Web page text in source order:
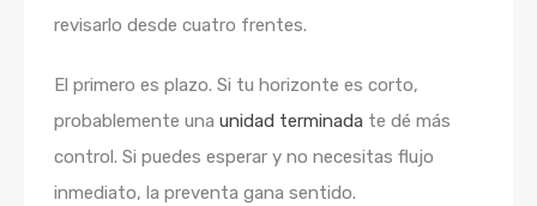
revisarlo desde cuatro frentes.
El primero es plazo. Si tu horizonte es corto,
probablemente una unidad terminada te dé más
control. Si puedes esperar y no necesitas flujo
inmediato, la preventa gana sentido.